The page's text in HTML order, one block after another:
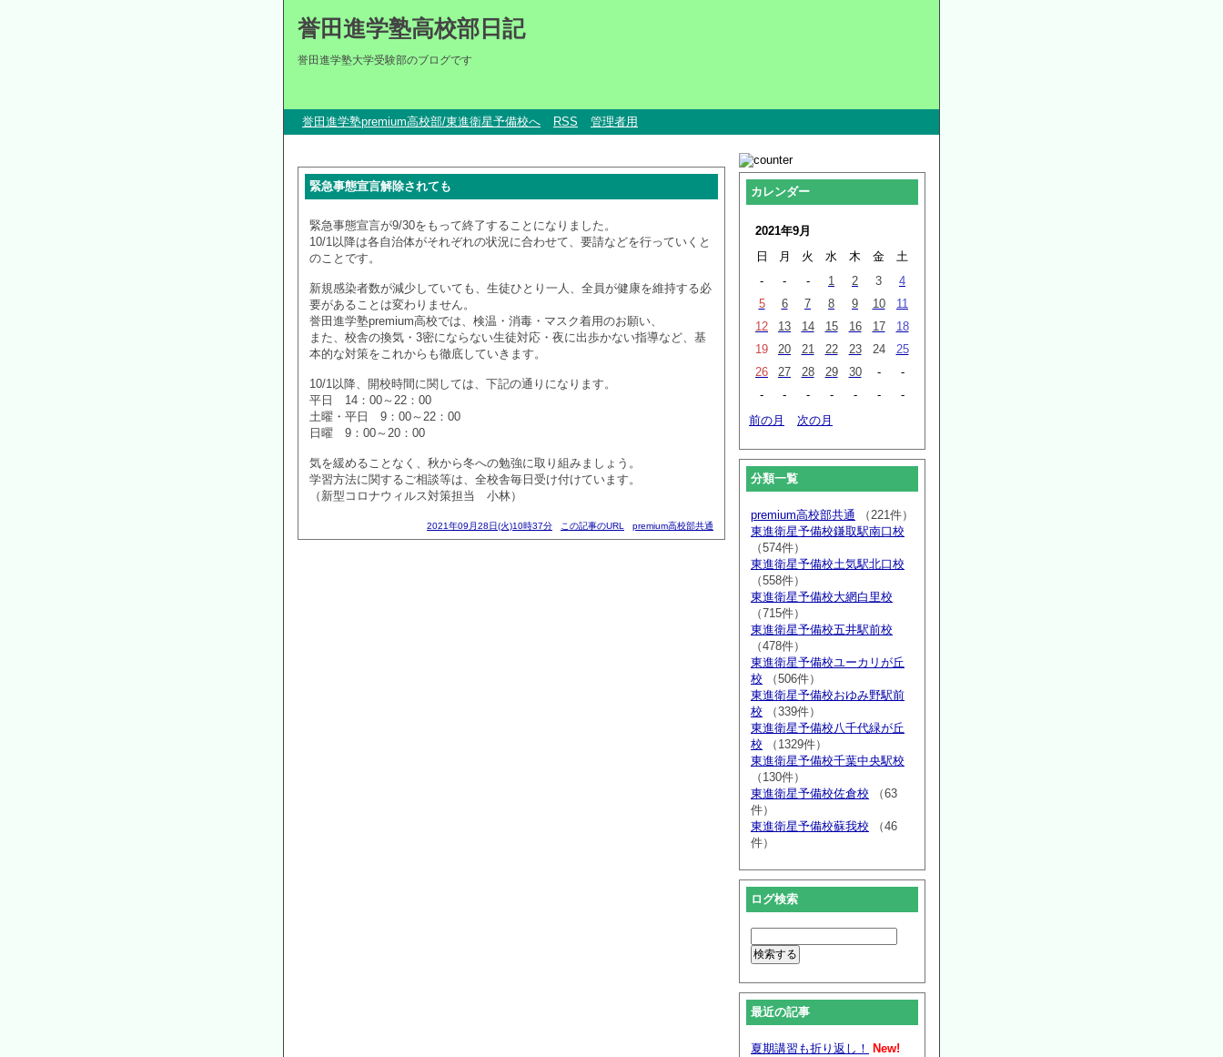
誉田進学塾高校部日記
誉田進学塾大学受験部のブログです
誉田進学塾premium高校部/東進衛星予備校へ RSS 管理者用
緊急事態宣言解除されても
緊急事態宣言が9/30をもって終了することになりました。
10/1以降は各自治体がそれぞれの状況に合わせて、要請などを行っていくと
のことです。
新規感染者数が減少していても、生徒ひとり一人、全員が健康を維持する必
要があることは変わりません。
誉田進学塾premium高校では、検温・消毒・マスク着用のお願い、
また、校舎の換気・3密にならない生徒対応・夜に出歩かない指導など、基
本的な対策をこれからも徹底していきます。
10/1以降、開校時間に関しては、下記の通りになります。
平日 14：00～22：00
土曜・平日 9：00～22：00
日曜 9：00～20：00
気を緩めることなく、秋から冬への勉強に取り組みましょう。
学習方法に関するご相談等は、全校舎毎日受け付けています。
（新型コロナウィルス対策担当 小林）
2021年09月28日(火)10時37分 この記事のURL premium高校部共通
カレンダー
2021年9月
日
月 火 水 木 金
土
-
- - 1 2 3
4
5
6 7 8 9 10
11
12
13 14 15 16 17
18
19
20 21 22 23 24
25
26
27 28 29 30 -
-
-
- - - - -
-
前の月
次の月
分類一覧
premium高校部共通 （221件）
東進衛星予備校鎌取駅南口校
（574件）
東進衛星予備校土気駅北口校
（558件）
東進衛星予備校大網白里校
（715件）
東進衛星予備校五井駅前校
（478件）
東進衛星予備校ユーカリが丘
校 （506件）
東進衛星予備校おゆみ野駅前
校 （339件）
東進衛星予備校八千代緑が丘
校 （1329件）
東進衛星予備校千葉中央駅校
（130件）
東進衛星予備校佐倉校 （63
件）
東進衛星予備校蘇我校 （46
件）
ログ検索
最近の記事
夏期講習も折り返し！
New!